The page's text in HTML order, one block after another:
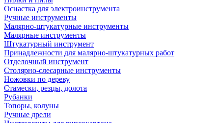
Оснастка для электроинструмента
Ручные инструменты
Малярно-штукатурные инструменты
Малярные инструменты
Штукатурный инструмент
Принадлежности для малярно-штукатурных работ
Отделочный инструмент
Столярно-слесарные инструменты
Ножовки по дереву
Стамески, резцы, долота
Рубанки
Топоры, колуны
Ручные дрели